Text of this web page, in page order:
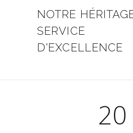
NOTRE
SERVICE
D'EXCELLENCE
20